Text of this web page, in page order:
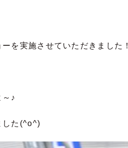
を実施させていただきました！
♪
した(^o^)